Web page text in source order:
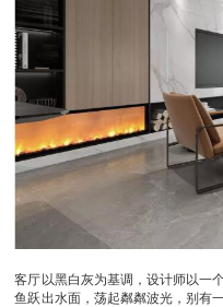
客厅以黑白灰为基调，设计师以一
鱼跃出水面，荡起粼粼波光，别有